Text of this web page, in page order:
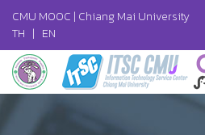
CMU MOOC | Chiang Mai University
TH | EN